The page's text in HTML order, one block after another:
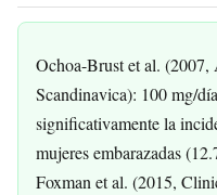
Ochoa-Brust et al.
Scandinavica): 100 mg/
significativamente la
mujeres embarazadas
Foxman et al. (2015,